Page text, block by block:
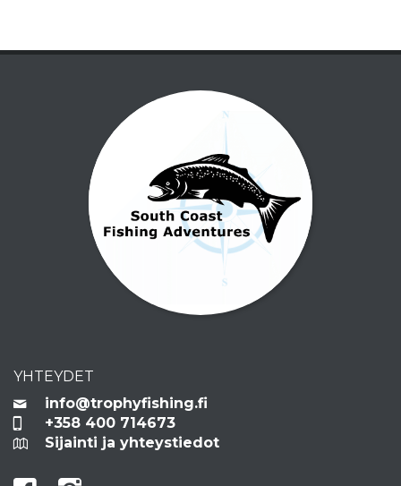
YHTEYDET
info@trophyfishing.fi
+358 400 714673
Sijainti ja yhteystiedot